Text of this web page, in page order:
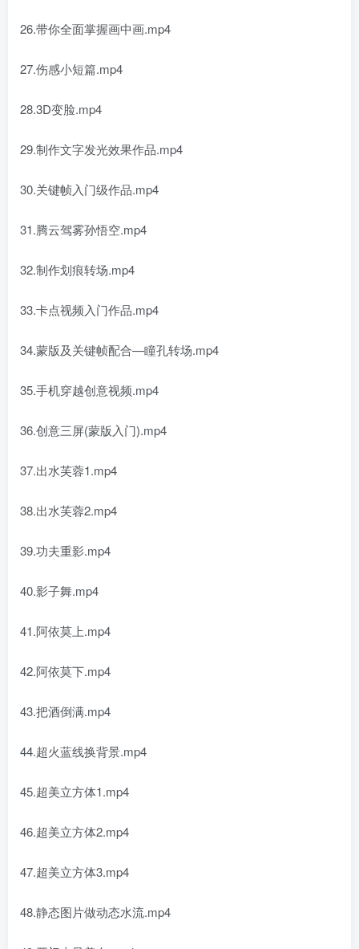
26.带你全面掌握画中画.mp4
27.伤感小短篇.mp4
28.3D变脸.mp4
29.制作文字发光效果作品.mp4
30.关键帧入门级作品.mp4
31.腾云驾雾孙悟空.mp4
32.制作划痕转场.mp4
33.卡点视频入门作品.mp4
34.蒙版及关键帧配合—瞳孔转场.mp4
35.手机穿越创意视频.mp4
36.创意三屏(蒙版入门).mp4
37.出水芙蓉1.mp4
38.出水芙蓉2.mp4
39.功夫重影.mp4
40.影子舞.mp4
41.阿依莫上.mp4
42.阿依莫下.mp4
43.把酒倒满.mp4
44.超火蓝线换背景.mp4
45.超美立方体1.mp4
46.超美立方体2.mp4
47.超美立方体3.mp4
48.静态图片做动态水流.mp4